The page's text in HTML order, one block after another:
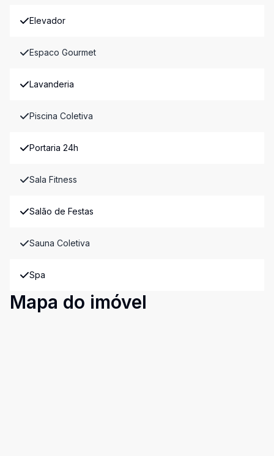
Elevador
Espaco Gourmet
Lavanderia
Piscina Coletiva
Portaria 24h
Sala Fitness
Salão de Festas
Sauna Coletiva
Spa
Mapa do imóvel